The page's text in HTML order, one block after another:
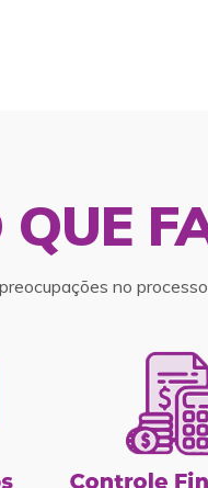
QUE
no